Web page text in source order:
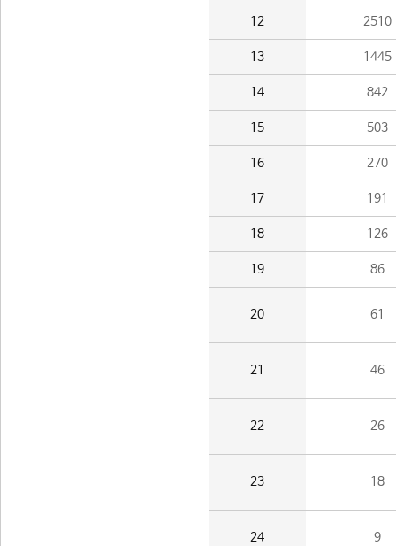
12 2510
13 1445
14 842
15 503
16 270
17 191
18 126
19 86
20 61
21 46
22 26
23 18
24 9